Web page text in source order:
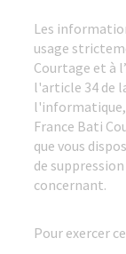
Les
usage
Courtage et à
l'article 34 de
l'informatique,
France Bati
que vous
de
concernant.
Pour exercer